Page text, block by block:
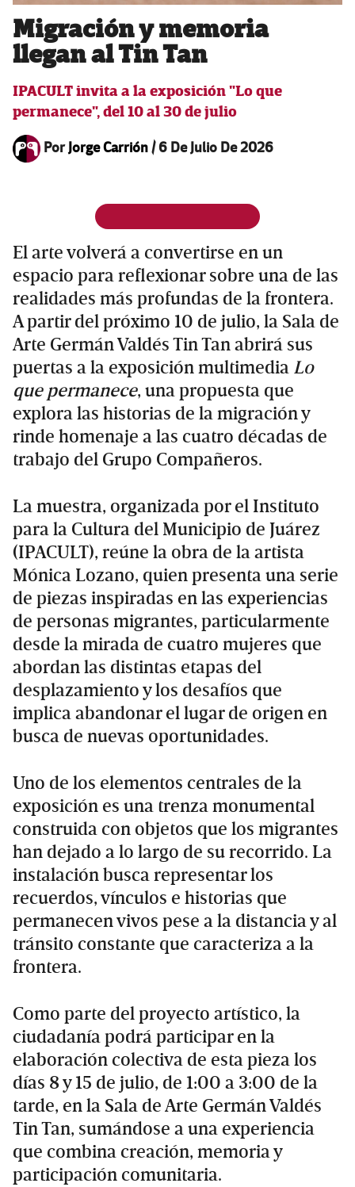
Migración y memoria
llegan al Tin Tan
IPACULT invita a la exposición "Lo que
permanece", del 10 al 30 de julio
PorJorge Carrión/6 De Julio De 2026
El arte volverá a convertirse en un
espacio para reflexionar sobre una de las
realidades más profundas de la frontera.
A partir del próximo 10 de julio, la Sala de
Arte Germán Valdés Tin Tan abrirá sus
puertas a la exposición multimedia Lo
que permanece, una propuesta que
explora las historias de la migración y
rinde homenaje a las cuatro décadas de
trabajo del Grupo Compañeros.
La muestra, organizada por el Instituto
para la Cultura del Municipio de Juárez
(IPACULT), reúne la obra de la artista
Mónica Lozano, quien presenta una serie
de piezas inspiradas en las experiencias
de personas migrantes, particularmente
desde la mirada de cuatro mujeres que
abordan las distintas etapas del
desplazamiento y los desafíos que
implica abandonar el lugar de origen en
busca de nuevas oportunidades.
Uno de los elementos centrales de la
exposición es una trenza monumental
construida con objetos que los migrantes
han dejado a lo largo de su recorrido. La
instalación busca representar los
recuerdos, vínculos e historias que
permanecen vivos pese a la distancia y al
tránsito constante que caracteriza a la
frontera.
Como parte del proyecto artístico, la
ciudadanía podrá participar en la
elaboración colectiva de esta pieza los
días 8 y 15 de julio, de 1:00 a 3:00 de la
tarde, en la Sala de Arte Germán Valdés
Tin Tan, sumándose a una experiencia
que combina creación, memoria y
participación comunitaria.